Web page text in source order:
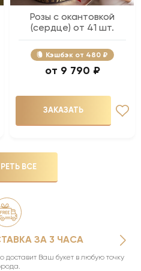
Розы с окантовкой
(сердце) от 41 шт.
Кэшбэк 480 ₽
9 790 ₽
ЗАКАЗАТЬ
ВСЕ
ПЕРЕД ОТПРАВКОЙ
перед отправкой, чтобы Вы точно
букет такой как нужно.